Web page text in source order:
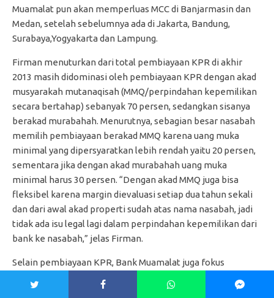
Muamalat pun akan memperluas MCC di Banjarmasin dan
Medan, setelah sebelumnya ada di Jakarta, Bandung,
Surabaya,Yogyakarta dan Lampung.
Firman menuturkan dari total pembiayaan KPR di akhir
2013 masih didominasi oleh pembiayaan KPR dengan akad
musyarakah mutanaqisah (MMQ/perpindahan kepemilikan
secara bertahap) sebanyak 70 persen, sedangkan sisanya
berakad murabahah. Menurutnya, sebagian besar nasabah
memilih pembiayaan berakad MMQ karena uang muka
minimal yang dipersyaratkan lebih rendah yaitu 20 persen,
sementara jika dengan akad murabahah uang muka
minimal harus 30 persen. “Dengan akad MMQ juga bisa
fleksibel karena margin dievaluasi setiap dua tahun sekali
dan dari awal akad properti sudah atas nama nasabah, jadi
tidak ada isu legal lagi dalam perpindahan kepemilikan dari
bank ke nasabah,” jelas Firman.
Selain pembiayaan KPR, Bank Muamalat juga fokus
mengungkapkan belum banyak bank syariah yang